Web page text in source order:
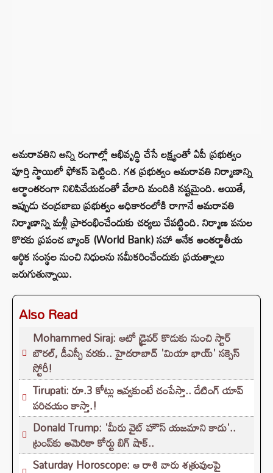
అమరావతిని అన్ని రంగాల్లో అభివృద్ధి చేసే లక్ష్యంతో ఏపీ ప్రభుత్వం
పూర్తి స్థాయిలో ఫోకస్ పెట్టింది. గత ప్రభుత్వం అమరావతి నిర్మాణాన్ని
అర్థాంతరంగా నిలిపివేయడంతో వేలాది మందికి నష్టమైంది. అయితే,
ఇప్పుడు చంద్రబాబు ప్రభుత్వం అధికారంలోకి రాగానే అమరావతి
నిర్మాణాన్ని మళ్లీ ప్రారంభించేందుకు చర్యలు చేపట్టింది. నిర్మాణ పనుల
కొరకు ప్రపంచ బ్యాంక్ (World Bank) సహా అనేక అంతర్జాతీయ
ఆర్థిక సంస్థల నుంచి నిధులను సమీకరించేందుకు ప్రయత్నాలు
జరుగుతున్నాయి.
Also Read
Mohammed Siraj: ఆటో డ్రైవర్ కొడుకు నుంచి స్టార్
బౌరల్, డీఎస్పీ వరకు.. హైదరాబాద్ 'మియా భాయ్' సక్సెస్
స్టోరీ!
Tirupati: రూ.3 కోట్లు ఇవ్వకుంటే చంపేస్తా.. డేటింగ్ యాప్
పరిచయం కాస్తా.!
Donald Trump: 'మీరు వైట్ హౌస్ యజమాని కాదు'..
ట్రంప్‌కు అమెరికా కోర్టు బిగ్ షాక్..
Saturday Horoscope: ఆ రాశి వారు శత్రువులపై